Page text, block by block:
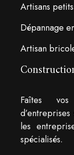
Artisans
Dépannage
Artisan
Faîtes
les
spécialisés.